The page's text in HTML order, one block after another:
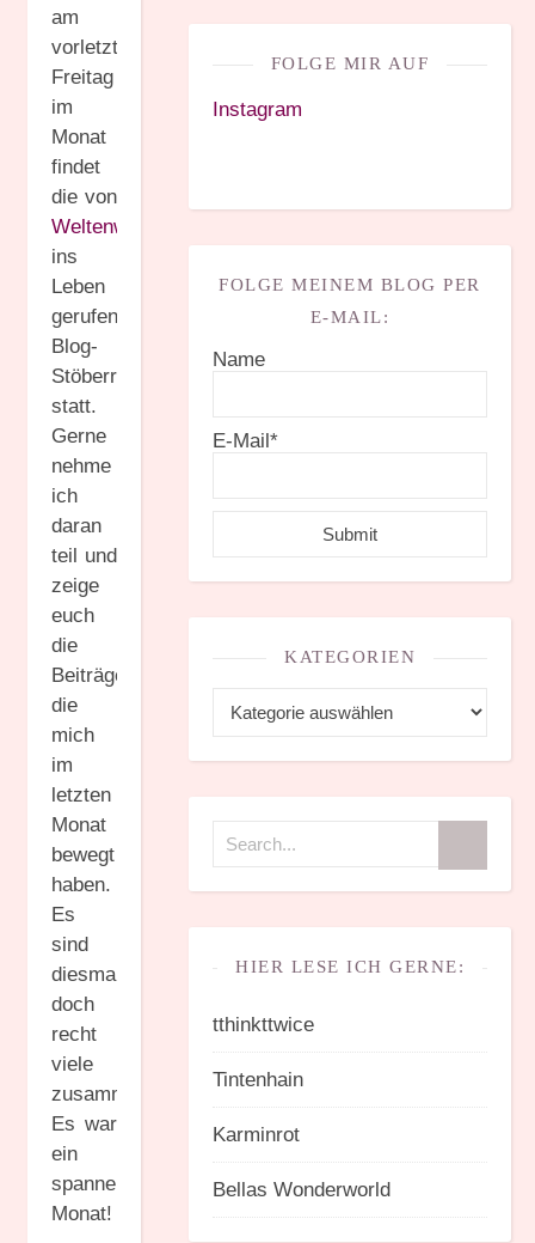
am
vorletzten
Freitag
im
Monat
findet
die von
Weltenwanderer
ins
Leben
gerufene
Blog-
Stöberrunde
statt.
Gerne
nehme
ich
daran
teil und
zeige
euch
die
Beiträge,
die
mich
im
letzten
Monat
bewegt
haben.
Es
sind
diesmal
doch
recht
viele
zusammengekommen.
Es war
ein
spannender
Monat!
FOLGE MIR AUF
Instagram
FOLGE MEINEM BLOG PER
E-MAIL:
Name
E-Mail*
KATEGORIEN
HIER LESE ICH GERNE:
tthinkttwice
Tintenhain
Karminrot
Bellas Wonderworld